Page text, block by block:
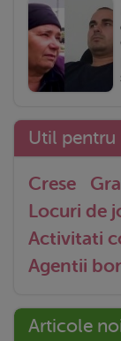
Util
Crese
Locuri de
Activitati
Agentii
Articole